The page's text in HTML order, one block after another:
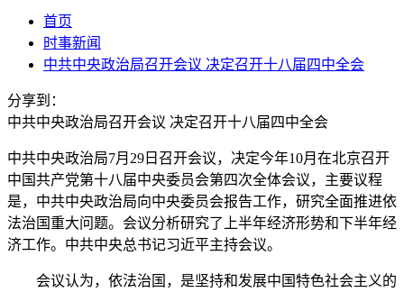
首页
时事新闻
中共中央政治局召开会议 决定召开十八届四中全会
分享到：
中共中央政治局召开会议 决定召开十八届四中全会
中共中央政治局7月29日召开会议，决定今年10月在北京召开
中国共产党第十八届中央委员会第四次全体会议，主要议程
是，中共中央政治局向中央委员会报告工作，研究全面推进依
法治国重大问题。会议分析研究了上半年经济形势和下半年经
济工作。中共中央总书记习近平主持会议。
会议认为，依法治国，是坚持和发展中国特色社会主义的